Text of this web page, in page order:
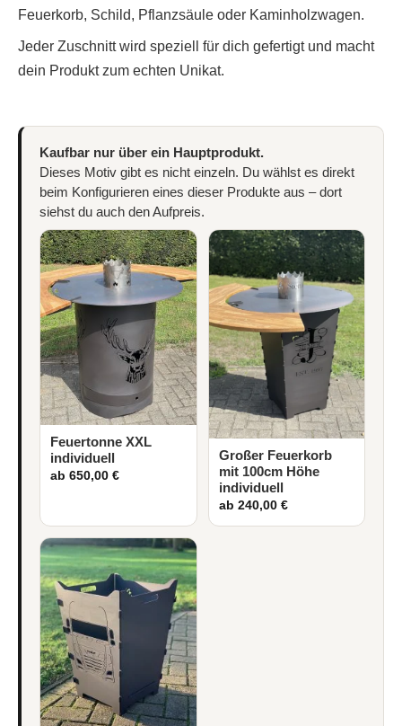
Feuerkorb, Schild, Pflanzsäule oder Kaminholzwagen.
Jeder Zuschnitt wird speziell für dich gefertigt und macht
dein Produkt zum echten Unikat.
Kaufbar nur über ein Hauptprodukt.
Dieses Motiv gibt es nicht einzeln. Du wählst es direkt
beim Konfigurieren eines dieser Produkte aus – dort
siehst du auch den Aufpreis.
Feuertonne XXL
individuell
ab 650,00 €
Großer Feuerkorb
mit 100cm Höhe
individuell
ab 240,00 €